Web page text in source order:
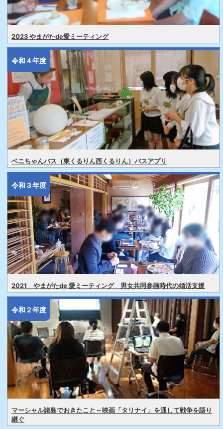
2023 やまがたde愛ミーティング
令和４年度
ベニちゃんバス（東くるりん西くるりん）バスアプリ
令和３年度
2021 やまがたde 愛ミーティング 男女共同参画時代の婚活支援
令和２年度
マーシャル諸島でおきたこと～映画「タリナイ」を通して戦争を語り
継ぐ